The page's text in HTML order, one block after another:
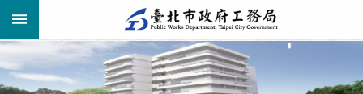
跳到主要內容區塊
進